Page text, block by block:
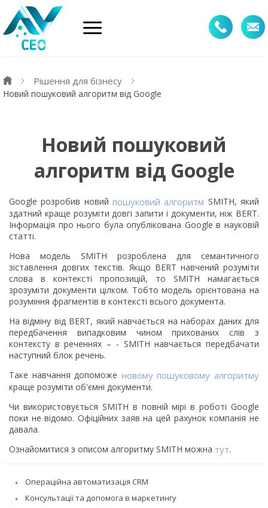
Рішення для бізнесу
Новий пошуковий алгоритм від Google
Новий пошуковий
алгоритм від Google
Google розробив новий пошуковий алгоритм SMITH, який
здатний краще розуміти довгі запити і документи, ніж BERT.
Інформація про нього була опублікована Google в науковій
статті.
Нова модель SMITH розроблена для семантичного
зіставлення довгих текстів. Якщо BERT навчений розуміти
слова в контексті пропозицій, то SMITH намагається
зрозуміти документи цілком. Тобто модель орієнтована на
розуміння фрагментів в контексті всього документа.
На відміну від BERT, який навчається на наборах даних для
передбачення випадковим чином прихованих слів з
контексту в реченнях – - SMITH навчається передбачати
наступний блок речень.
Таке навчання допоможе новому пошуковому алгоритму
краще розуміти об'ємні документи.
Чи використовується SMITH в повній мірі в роботі Google
поки не відомо. Офіційних заяв на цей рахунок компанія не
давала.
Ознайомитися з описом алгоритму SMITH можна тут.
Операційна автоматизація CRM
Консультації та допомога в маркетингу